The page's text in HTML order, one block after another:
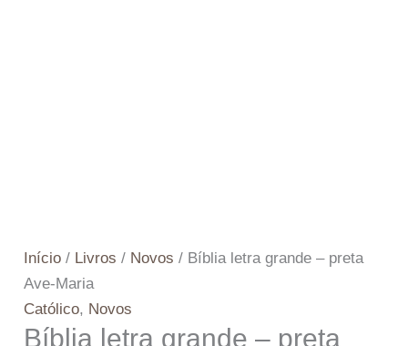
Início / Livros / Novos / Bíblia letra grande – preta
Ave-Maria
Católico, Novos
Bíblia letra grande – preta